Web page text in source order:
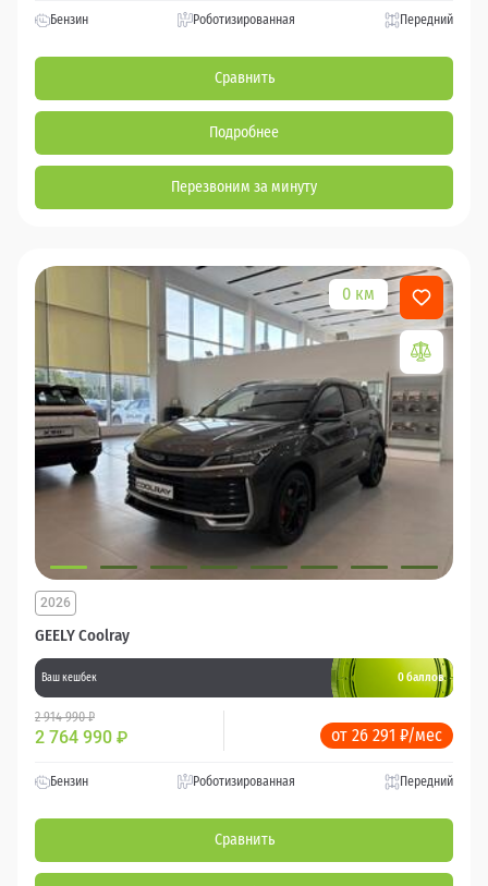
Бензин Роботизированная Передний
Сравнить
Подробнее
Перезвоним за минуту
0 км
GEELY Coolray
2026
Ваш кешбек 0 баллов
2 914 990 ₽
2 764 990 ₽ от 26 291 ₽/мес
Бензин Роботизированная Передний
Сравнить